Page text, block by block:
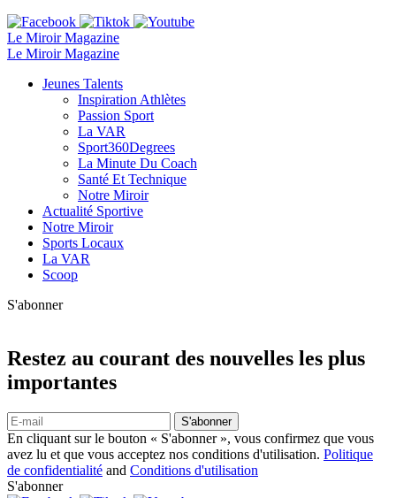
Le Miroir Magazine
Le Miroir Magazine
Jeunes Talents
Inspiration Athlètes
Passion Sport
La VAR
Sport360Degrees
La Minute Du Coach
Santé Et Technique
Notre Miroir
Actualité Sportive
Notre Miroir
Sports Locaux
La VAR
Scoop
S'abonner
Restez au courant des nouvelles les plus
importantes
S'abonner
En cliquant sur le bouton « S'abonner », vous confirmez que vous
avez lu et que vous acceptez nos conditions d'utilisation. Politique
de confidentialité and Conditions d'utilisation
S'abonner